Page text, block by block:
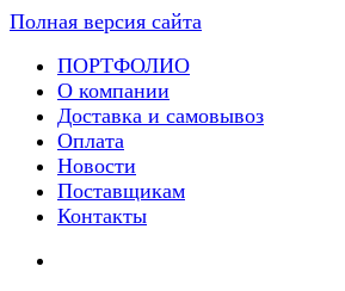
Полная версия сайта
ПОРТФОЛИО
О компании
Доставка и самовывоз
Оплата
Новости
Поставщикам
Контакты